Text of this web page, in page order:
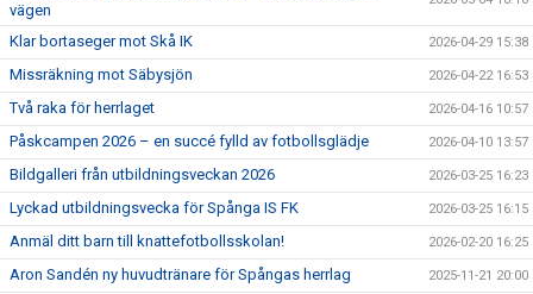
vägen
Klar bortaseger mot Skå IK 2026-04-29 15:38
Missräkning mot Säbysjön 2026-04-22 16:53
Två raka för herrlaget 2026-04-16 10:57
Påskcampen 2026 – en succé fylld av fotbollsglädje 2026-04-10 13:57
Bildgalleri från utbildningsveckan 2026 2026-03-25 16:23
Lyckad utbildningsvecka för Spånga IS FK 2026-03-25 16:15
Anmäl ditt barn till knattefotbollsskolan! 2026-02-20 16:25
Aron Sandén ny huvudtränare för Spångas herrlag 2025-11-21 20:00